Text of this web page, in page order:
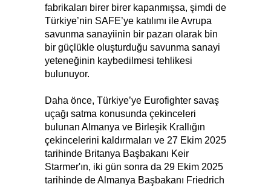
fabrikaları birer birer kapanmışsa, şimdi de
Türkiye’nin SAFE’ye katılımı ile Avrupa
savunma sanayiinin bir pazarı olarak bin
bir güçlükle oluşturduğu savunma sanayi
yeteneğinin kaybedilmesi tehlikesi
bulunuyor.
Daha önce, Türkiye’ye Eurofighter savaş
uçağı satma konusunda çekinceleri
bulunan Almanya ve Birleşik Krallığın
çekincelerini kaldırmaları ve 27 Ekim 2025
tarihinde Britanya Başbakanı Keir
Starmer'ın, iki gün sonra da 29 Ekim 2025
tarihinde de Almanya Başbakanı Friedrich